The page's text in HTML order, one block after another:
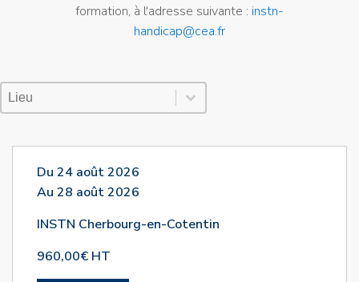
formation, à l'adresse suivante : instn-
handicap@cea.fr
Lieu Session
Sélectionnez le contenu
Sélectionnez le contenu
Du 24 août 2026
Au 28 août 2026
INSTN Cherbourg-en-Cotentin
960,00€ HT